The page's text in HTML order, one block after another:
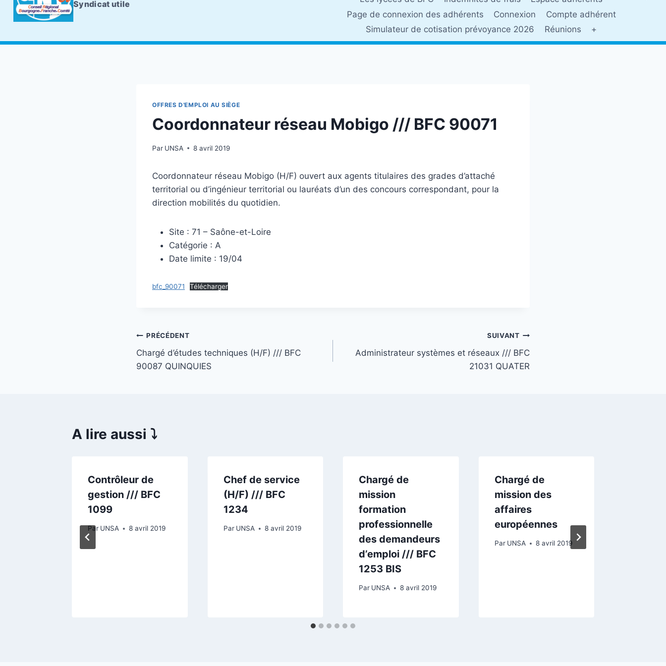
Syndicat utile
Page de connexion des adhérents
Connexion
Compte adhérent
Simulateur de cotisation prévoyance 2026
Réunions +
OFFRES D'EMPLOI AU SIÈGE
Coordonnateur réseau Mobigo /// BFC 90071
Par UNSA 8 avril 2019
Coordonnateur réseau Mobigo (H/F) ouvert aux agents titulaires des grades d’attaché
territorial ou d’ingénieur territorial ou lauréats d’un des concours correspondant, pour la
direction mobilités du quotidien.
Site : 71 – Saône-et-Loire
Catégorie : A
Date limite : 19/04
bfc_90071 Télécharger
Navigation
de
PRÉCÉDENT
Chargé d’études techniques (H/F) /// BFC
90087 QUINQUIES
SUIVANT
Administrateur systèmes et réseaux /// BFC
21031 QUATER
A lire aussi ⤵️
Contrôleur de
gestion /// BFC
1099
Par UNSA 8 avril 2019
Chef de service
(H/F) /// BFC
1234
Par UNSA 8 avril 2019
Chargé de
mission
formation
professionnelle
des demandeurs
d’emploi /// BFC
1253 BIS
Par UNSA 8 avril 2019
Chargé de
mission des
affaires
européennes
Par UNSA 8 avril 2019